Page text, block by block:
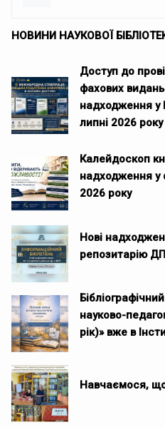
НОВИНИ НАУКОВОЇ
Доступ до
фахових
надходження у
липні 2026 року
Калейдоскоп
надходження у
2026 року
Нові
репозитарію
науково-
рік)» вже в
Навчаємося,